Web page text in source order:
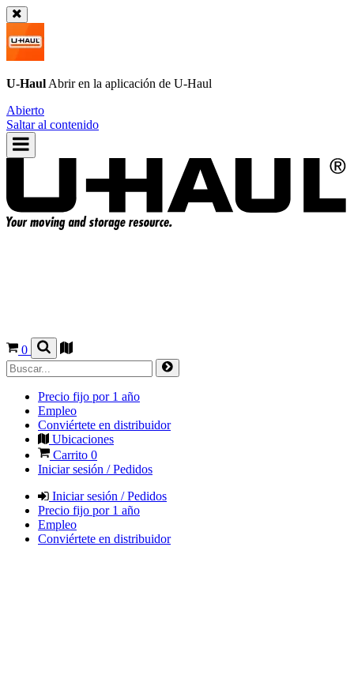
U-Haul Abrir en la aplicación de U-Haul
Abierto
Saltar al contenido
0
Precio fijo por 1 año
Empleo
Conviértete en distribuidor
Ubicaciones
Carrito 0
Iniciar sesión / Pedidos
Iniciar sesión / Pedidos
Precio fijo por 1 año
Empleo
Conviértete en distribuidor